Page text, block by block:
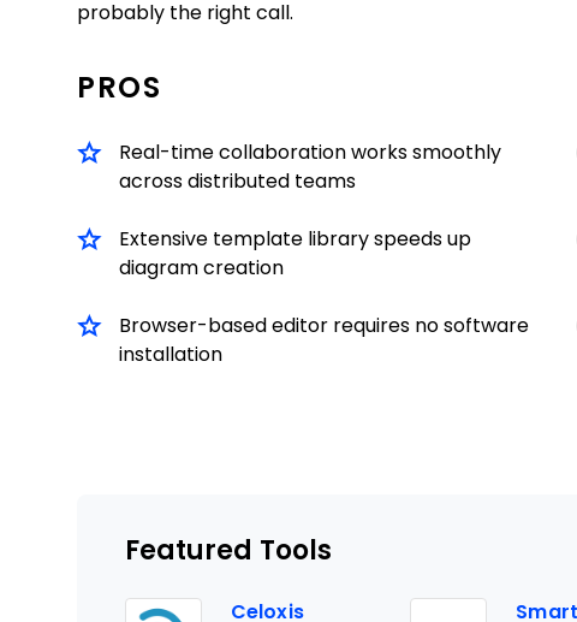
probably the right call.
PROS
Real-time collaboration works smoothly
across distributed teams
Extensive template library speeds up
diagram creation
Browser-based editor requires no software
installation
Featured Tools
Celoxis